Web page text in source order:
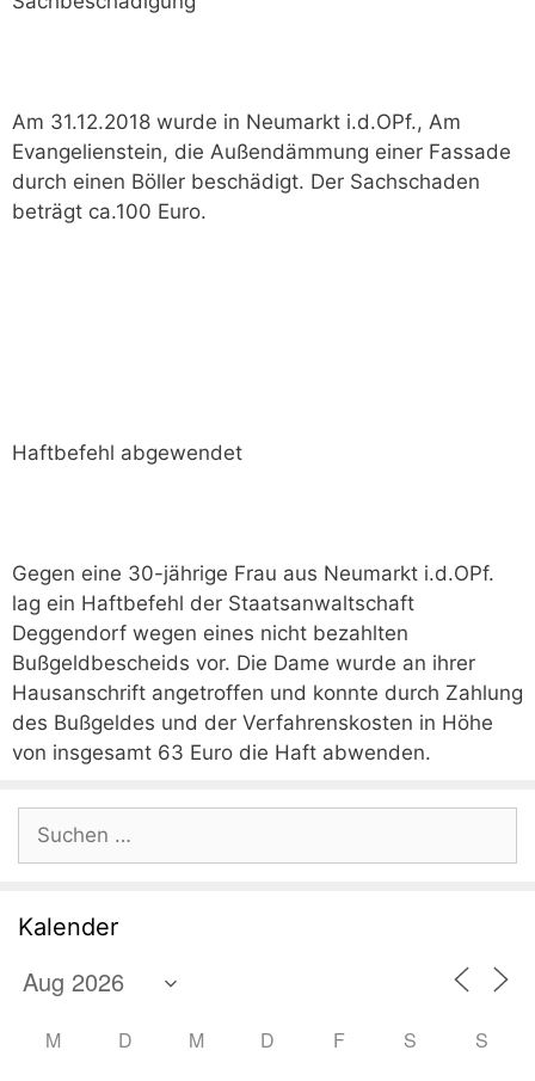
Am 31.12.2018 wurde in Neumarkt i.d.OPf., Am
Evangelienstein, die Außendämmung einer Fassade
durch einen Böller beschädigt. Der Sachschaden
beträgt ca.100 Euro.
Haftbefehl abgewendet
Gegen eine 30-jährige Frau aus Neumarkt i.d.OPf.
lag ein Haftbefehl der Staatsanwaltschaft
Deggendorf wegen eines nicht bezahlten
Bußgeldbescheids vor. Die Dame wurde an ihrer
Hausanschrift angetroffen und konnte durch Zahlung
des Bußgeldes und der Verfahrenskosten in Höhe
von insgesamt 63 Euro die Haft abwenden.
nach:
Kalender
M D M D F S S